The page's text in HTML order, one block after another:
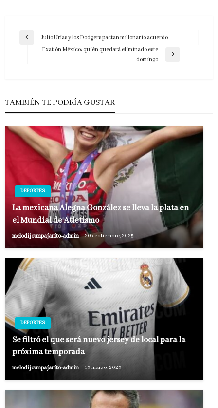
Navegación
Julio Urías y los Dodgers pactan millonario acuerdo
Exatlón México: quién quedará eliminado este
domingo
TAMBIÉN TE PODRÍA GUSTAR
DEPORTES
La mexicana Alegna González se lleva la plata en
el Mundial de Atletismo
melodijounpajarito-admin 20 septiembre, 2025
DEPORTES
Se filtró el que será nuevo jersey de local para la
próxima temporada
melodijounpajarito-admin 13 marzo, 2023